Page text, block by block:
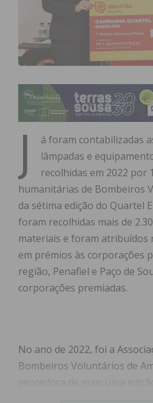
J
á foram contabilizadas
lâmpadas e
recolhidas em 2022 por
humanitárias de Bombeiros
da sétima edição do Quartel
foram recolhidas mais de
materiais e foram atribuídos
em prémios às corporações
região, Penafiel e Paço de
corporações premiadas.
No ano de 2022, foi a
Bombeiros Voluntários de